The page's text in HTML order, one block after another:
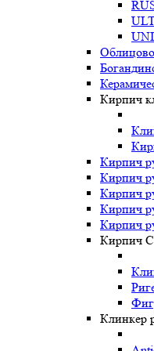
Кирпич
Кирпич
Кирпич
Кирпич
Кирпич
Кирпич
Кирпич
Клинкер